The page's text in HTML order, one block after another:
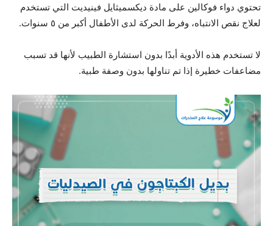
تحتوي دواء فوكالين على مادة ديكسميثايل فينيديت التي تستخدم
لعلاج نقص الانتباه، وفرط الحركة لدى الأطفال أكبر من ٥ سنوات.
لا تستخدم هذه الأدوية أبدًا بدون استشارة الطبيب لأنها قد تسبب
مضاعفات خطيرة إذا تم تناولها بدون وصفة طبية.